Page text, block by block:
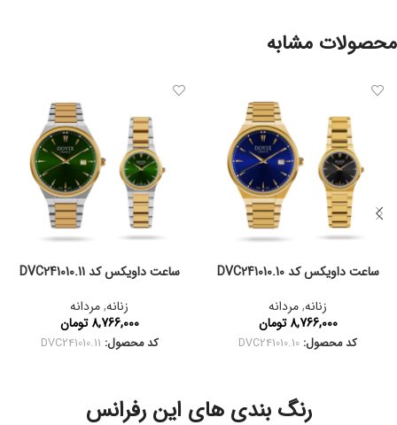
محصولات مشابه
ساعت داویکس کد DVC241010.10
زنانه,مردانه
8,766,000 تومان
کد محصول: DVC241010.10
ساعت داویکس کد DVC241010.11
زنانه,مردانه
8,766,000 تومان
کد محصول: DVC241010.11
رنگ بندی های این رفرانس